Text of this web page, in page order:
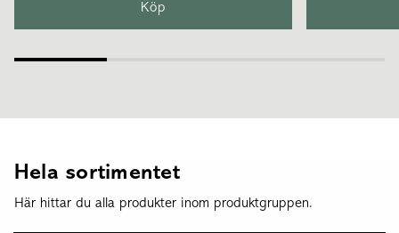
Köp
Hela sortimentet
Här hittar du alla produkter inom produktgruppen.